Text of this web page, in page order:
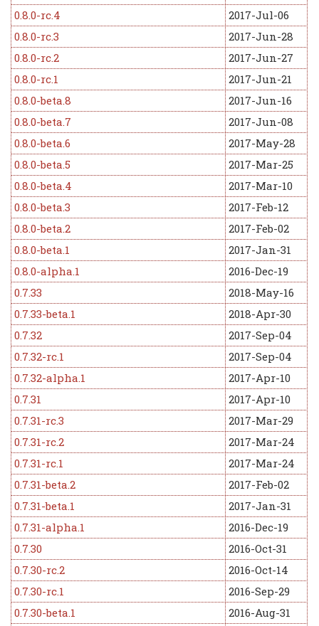
0.8.0-rc.4
2017-Jul-06
0.8.0-rc.3
2017-Jun-28
0.8.0-rc.2
2017-Jun-27
0.8.0-rc.1
2017-Jun-21
0.8.0-beta.8
2017-Jun-16
0.8.0-beta.7
2017-Jun-08
0.8.0-beta.6
2017-May-28
0.8.0-beta.5
2017-Mar-25
0.8.0-beta.4
2017-Mar-10
0.8.0-beta.3
2017-Feb-12
0.8.0-beta.2
2017-Feb-02
0.8.0-beta.1
2017-Jan-31
0.8.0-alpha.1
2016-Dec-19
0.7.33
2018-May-16
0.7.33-beta.1
2018-Apr-30
0.7.32
2017-Sep-04
0.7.32-rc.1
2017-Sep-04
0.7.32-alpha.1
2017-Apr-10
0.7.31
2017-Apr-10
0.7.31-rc.3
2017-Mar-29
0.7.31-rc.2
2017-Mar-24
0.7.31-rc.1
2017-Mar-24
0.7.31-beta.2
2017-Feb-02
0.7.31-beta.1
2017-Jan-31
0.7.31-alpha.1
2016-Dec-19
0.7.30
2016-Oct-31
0.7.30-rc.2
2016-Oct-14
0.7.30-rc.1
2016-Sep-29
0.7.30-beta.1
2016-Aug-31